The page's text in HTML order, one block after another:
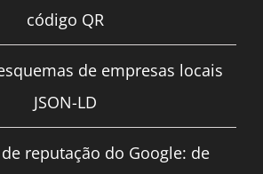
código QR
de empresas locais
JSON-LD
reputação do Google: de